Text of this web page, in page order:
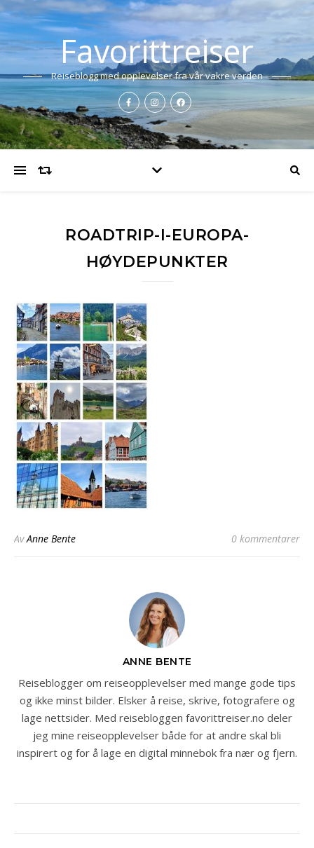
Favorittreiser
Reiseblogg med opplevelser fra vår vakre verden
ROADTRIP-I-EUROPA-
HØYDEPUNKTER
AvAnne Bente 0 kommentarer
ANNE BENTE
Reiseblogger om reiseopplevelser med mange gode tips
og ikke minst bilder. Elsker å reise, skrive, fotografere og
lage nettsider. Med reisebloggen favorittreiser.no deler
jeg mine reiseopplevelser både for at andre skal bli
inspirert og for å lage en digital minnebok fra nær og fjern.